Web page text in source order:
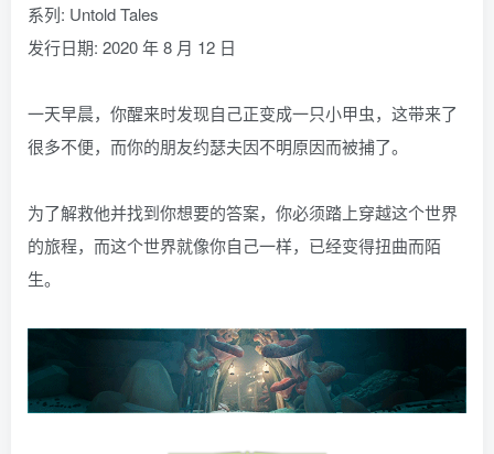
系列: Untold Tales
发行日期: 2020 年 8 月 12 日
一天早晨，你醒来时发现自己正变成一只小甲虫，这带来了
很多不便，而你的朋友约瑟夫因不明原因而被捕了。
为了解救他并找到你想要的答案，你必须踏上穿越这个世界
的旅程，而这个世界就像你自己一样，已经变得扭曲而陌
生。